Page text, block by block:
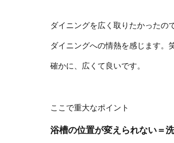
ダイニングを広く取りたかったの
ダイニングへの情熱を感じます。
確かに、広くて良いです。
ここで重大なポイント
浴槽の位置が変えられない＝